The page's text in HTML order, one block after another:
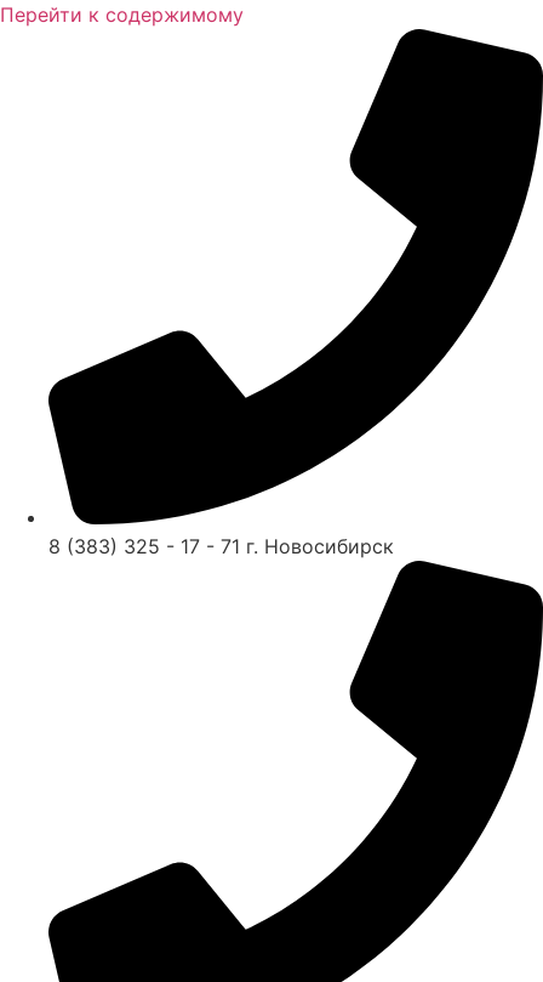
Перейти к содержимому
8 (383) 325 - 17 - 71 г. Новосибирск